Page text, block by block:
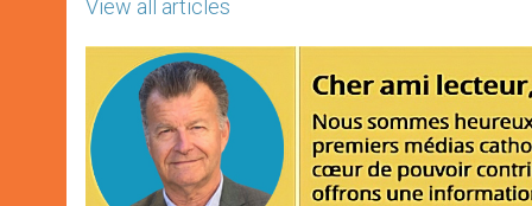
View all articles